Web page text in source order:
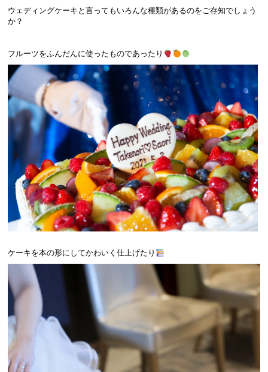
ウェディングケーキと言ってもいろんな種類があるのをご存知でしょう
か？
フルーツをふんだんに使ったものであったり
ケーキを本の形にしてかわいく仕上げたり